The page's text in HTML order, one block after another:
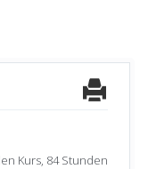
Kurs, 84 Stunden